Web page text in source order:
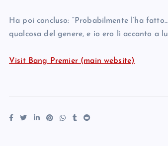
Ha poi concluso: “Probabilmente l’ha
qualcosa del genere, e io ero lì accanto a
Visit Bang Premier (main website)